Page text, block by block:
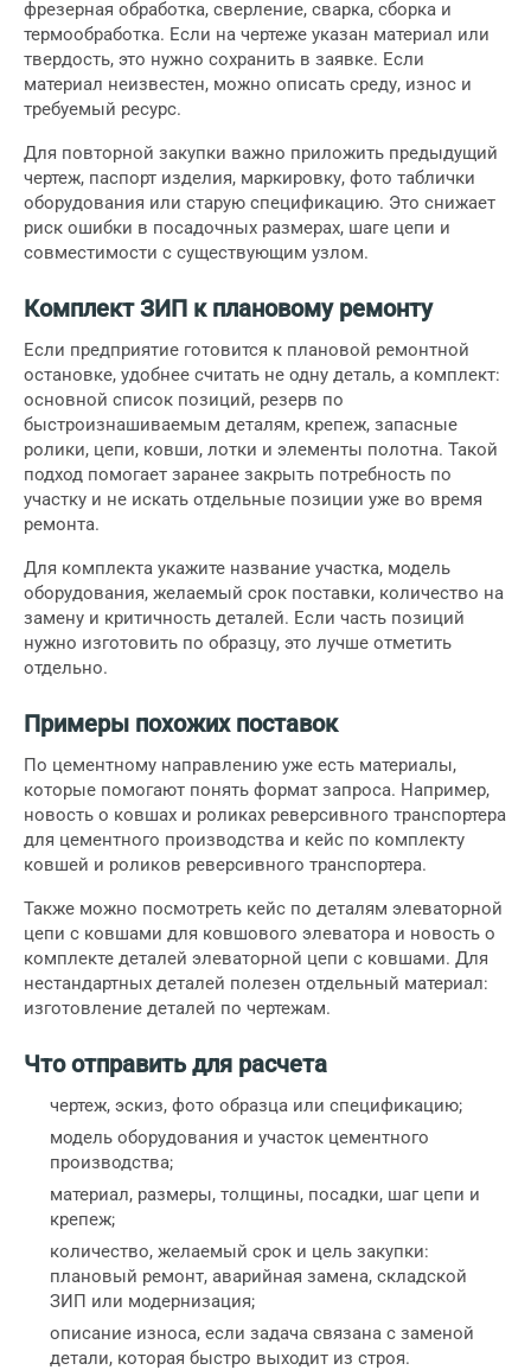
фрезерная обработка, сверление, сварка, сборка и
термообработка. Если на чертеже указан материал или
твердость, это нужно сохранить в заявке. Если
материал неизвестен, можно описать среду, износ и
требуемый ресурс.
Для повторной закупки важно приложить предыдущий
чертеж, паспорт изделия, маркировку, фото таблички
оборудования или старую спецификацию. Это снижает
риск ошибки в посадочных размерах, шаге цепи и
совместимости с существующим узлом.
Комплект ЗИП к плановому ремонту
Если предприятие готовится к плановой ремонтной
остановке, удобнее считать не одну деталь, а комплект:
основной список позиций, резерв по
быстроизнашиваемым деталям, крепеж, запасные
ролики, цепи, ковши, лотки и элементы полотна. Такой
подход помогает заранее закрыть потребность по
участку и не искать отдельные позиции уже во время
ремонта.
Для комплекта укажите название участка, модель
оборудования, желаемый срок поставки, количество на
замену и критичность деталей. Если часть позиций
нужно изготовить по образцу, это лучше отметить
отдельно.
Примеры похожих поставок
По цементному направлению уже есть материалы,
которые помогают понять формат запроса. Например,
новость о ковшах и роликах реверсивного транспортера
для цементного производства и кейс по комплекту
ковшей и роликов реверсивного транспортера.
Также можно посмотреть кейс по деталям элеваторной
цепи с ковшами для ковшового элеватора и новость о
комплекте деталей элеваторной цепи с ковшами. Для
нестандартных деталей полезен отдельный материал:
изготовление деталей по чертежам.
Что отправить для расчета
чертеж, эскиз, фото образца или спецификацию;
модель оборудования и участок цементного
производства;
материал, размеры, толщины, посадки, шаг цепи и
крепеж;
количество, желаемый срок и цель закупки:
плановый ремонт, аварийная замена, складской
ЗИП или модернизация;
описание износа, если задача связана с заменой
детали, которая быстро выходит из строя.